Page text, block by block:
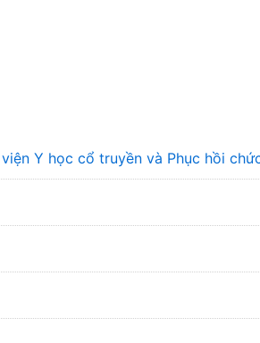
Y học cổ truyền và Phục hồi